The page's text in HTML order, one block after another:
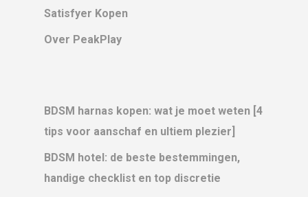
Satisfyer Kopen
Over PeakPlay
BDSM harnas kopen: wat je moet weten [4
tips voor aanschaf en ultiem plezier]
BDSM hotel: de beste bestemmingen,
handige checklist en top discretie